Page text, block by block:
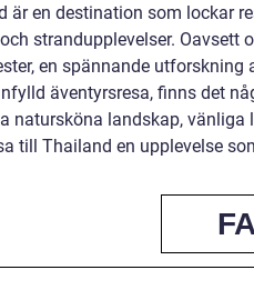
är en destination som lockar
strandupplevelser. Oavsett
en spännande utforskning
äventyrsresa, finns det
natursköna landskap,
till Thailand en upplevelse